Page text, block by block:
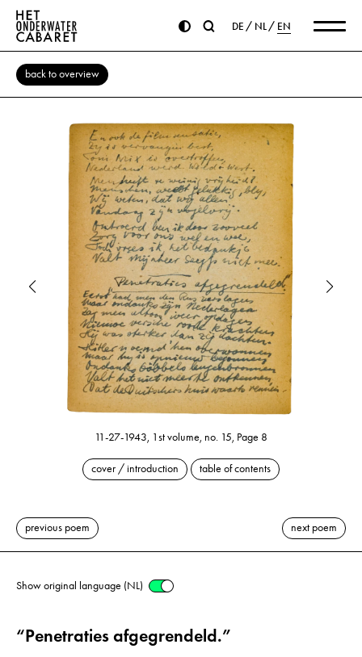
DE NL EN
back to overview
11-27-1943, 1st volume, no. 15, Page 8
cover / introduction table of contents
previous poem next poem
Show original language (NL)
“Penetraties afgegrendeld.”